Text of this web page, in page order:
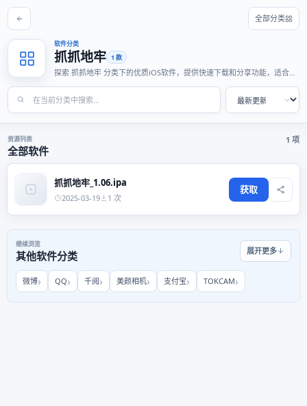
全部分类
软件分类
抓抓地牢 1 款
探索 抓抓地牢 分类下的优质iOS软件，提供快速下载和分享功能，适合各
资源列表
全部软件
1 项
抓抓地牢_1.06.ipa
2025-03-19 1 次
获取
继续浏览
其他软件分类 展开更多
微博 QQ 千阅 美颜相机 支付宝 TOKCAM